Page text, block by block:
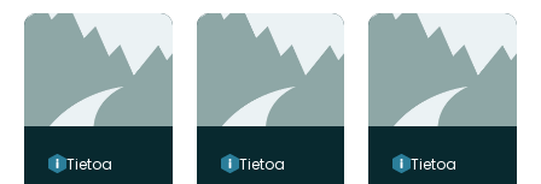
Tietoa Tietoa Tietoa